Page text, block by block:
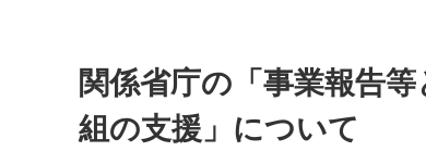
関係省庁の「事業報告
組の支援」について